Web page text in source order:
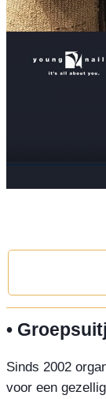
•
Sinds 2002
voor een